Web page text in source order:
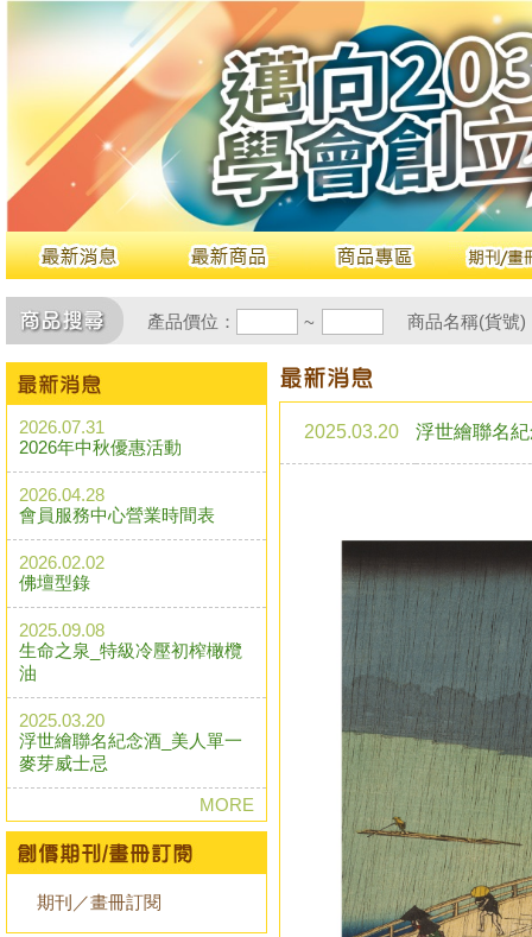
產品價位： ~ 商品名稱(貨號
2026.07.31
2026年中秋優惠活動
2026.04.28
會員服務中心營業時間表
2026.02.02
佛壇型錄
2025.09.08
生命之泉_特級冷壓初榨橄欖
油
2025.03.20
浮世繪聯名紀念酒_美人單一
麥芽威士忌
MORE
期刊／畫冊訂閱
2025.03.20 浮世繪聯名